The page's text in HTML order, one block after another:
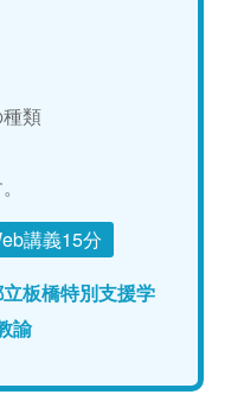
類
講義15分
板橋特別支援学
諭